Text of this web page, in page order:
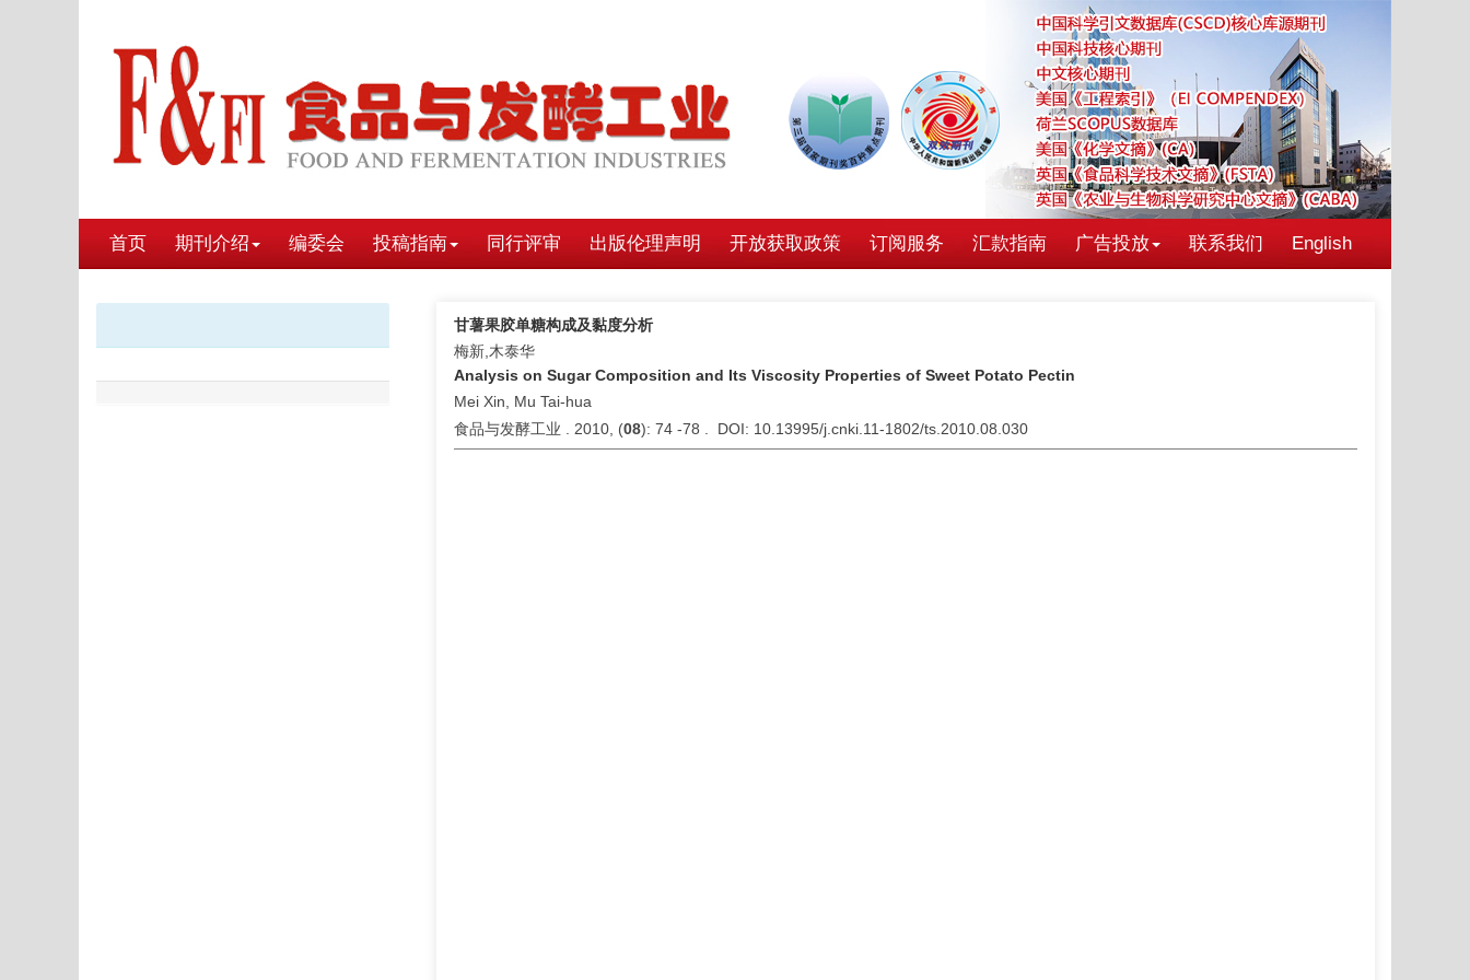
首页 期刊介绍 编委会 投稿指南 同行评审 出版伦理声明 开放获取政策 订阅服务 汇款指南 广告投放 联系我们 English
甘薯果胶单糖构成及黏度分析
梅新,木泰华
Analysis on Sugar Composition and Its Viscosity Properties of Sweet Potato Pectin
Mei Xin, Mu Tai-hua
食品与发酵工业 . 2010, (08): 74 -78 . DOI: 10.13995/j.cnki.11-1802/ts.2010.08.030